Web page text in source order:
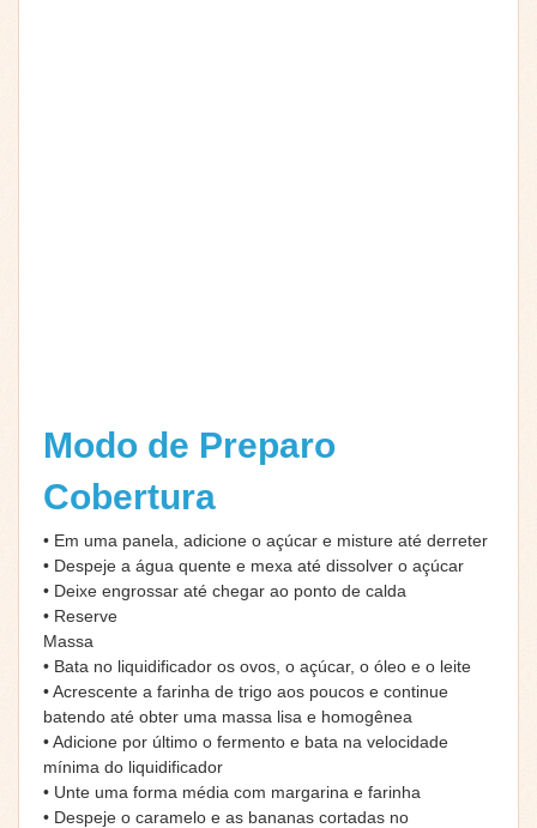
Modo de Preparo
Cobertura
• Em uma panela, adicione o açúcar e misture até derreter
• Despeje a água quente e mexa até dissolver o açúcar
• Deixe engrossar até chegar ao ponto de calda
• Reserve
Massa
• Bata no liquidificador os ovos, o açúcar, o óleo e o leite
• Acrescente a farinha de trigo aos poucos e continue
batendo até obter uma massa lisa e homogênea
• Adicione por último o fermento e bata na velocidade
mínima do liquidificador
• Unte uma forma média com margarina e farinha
• Despeje o caramelo e as bananas cortadas no